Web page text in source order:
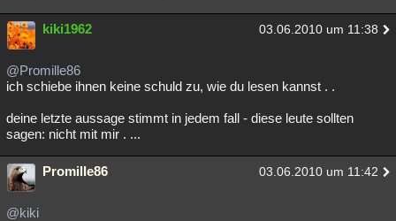
kiki1962 03.06.2010 um 11:38
@Promille86
ich schiebe ihnen keine schuld zu, wie du lesen kannst . .
deine letzte aussage stimmt in jedem fall - diese leute sollten
sagen: nicht mit mir . ...
Promille86 03.06.2010 um 11:42
@kiki